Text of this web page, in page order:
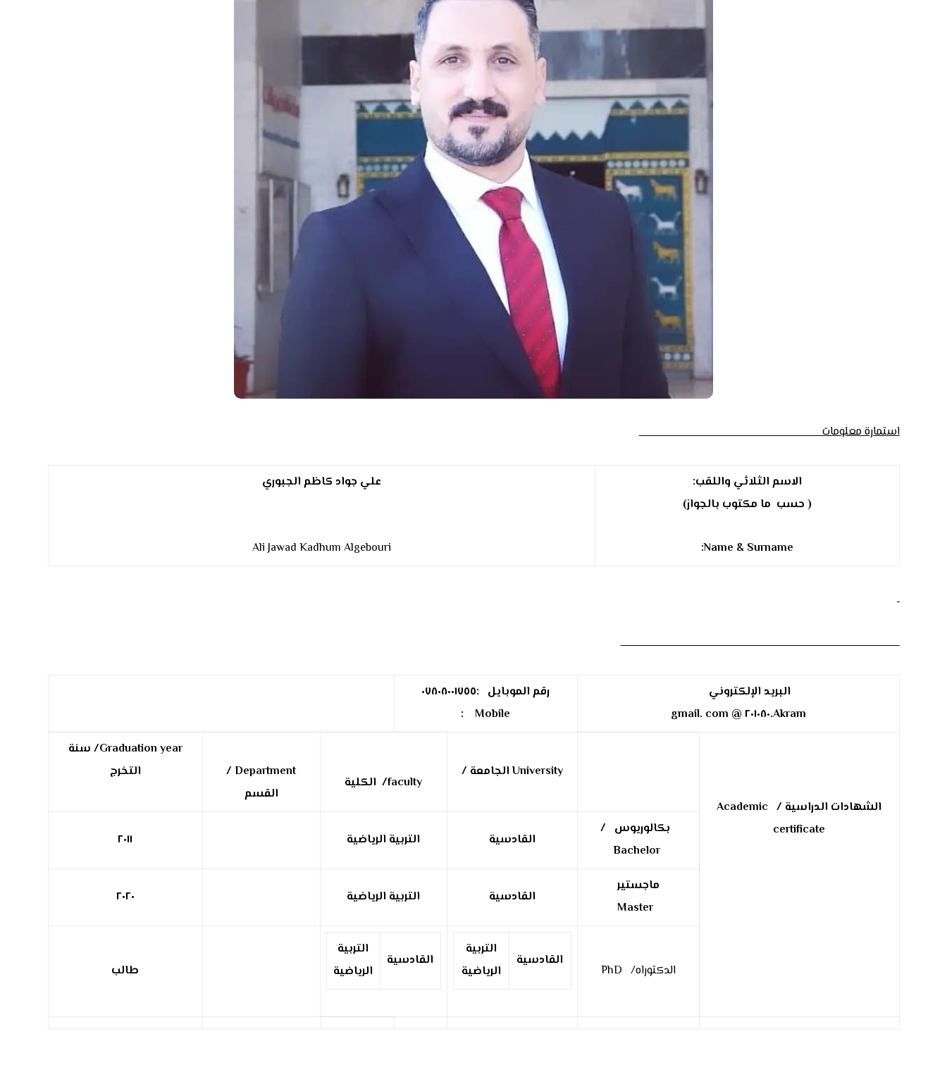
استمارة معلومات
الاسم الثلاثي واللقب:
( حسب ما مكتوب بالجواز)
Name & Surname
:
علي جواد كاظم الجبوري
Ali Jawad Kadhum Algebouri
البريد الإلكتروني
Akram.٢٠١٠٨٠ @ gmail. com
رقم الموبايل :٠٧٨٠٨٠٠١٧٥٥
Mobile
:
الشهادات الدراسية / Academic
certificate
University الجامعة /
faculty/ الكلية
Department /
القسم
Graduation year/ سنة
التخرج
بكالوريوس /
Bachelor
القادسية التربية الرياضية ٢٠١١
ماجستير
Master
القادسية التربية الرياضية ٢٠٢٠
الدكتوراه/ PhD
القادسية
التربية
الرياضية
القادسية
التربية
الرياضية
طالب